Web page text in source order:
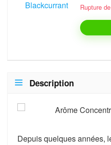
Rupture
Description
Depuis quelques années,